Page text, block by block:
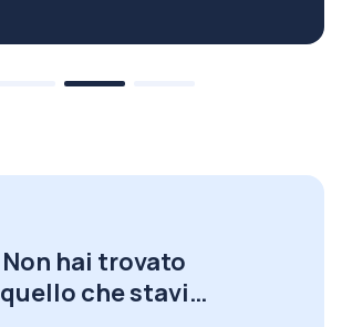
Non hai trovato
quello che stavi